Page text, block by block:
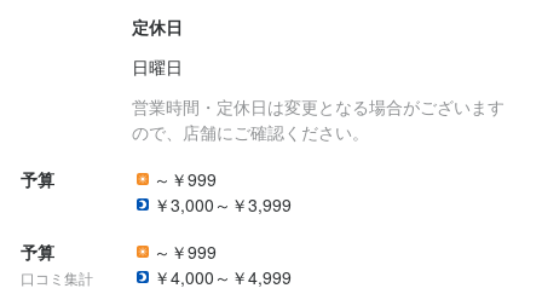
定休日
日曜日
営業時間・定休日は変更となる場合がございます
ので、店舗にご確認ください。
予算
～￥999
￥3,000～￥3,999
予算
口コミ集計
～￥999
￥4,000～￥4,999